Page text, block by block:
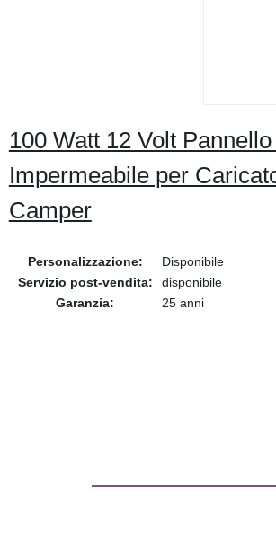
100 Watt 12 Volt
Impermeabile per
Camper
Personalizzazione:
Disponibile
Servizio post-vendita:
disponibile
Garanzia:
25 anni